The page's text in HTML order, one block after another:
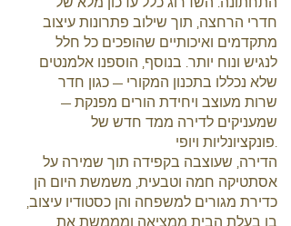
חדרי הרחצה, תוך שילוב פתרונות עיצוב
מתקדמים ואיכותיים שהופכים כל חלל
לנגיש ונוח יותר. בנוסף, הוספנו אלמנטים
שלא נכללו בתכנון המקורי – כגון חדר
שרות מעוצב ויחידת הורים מפנקת –
שמעניקים לדירה ממד חדש של
פונקציונליות ויופי.
הדירה, שעוצבה בקפידה תוך שמירה על
אסתטיקה חמה וטבעית, משמשת היום הן
כדירת מגורים למשפחה והן כסטודיו עיצוב,